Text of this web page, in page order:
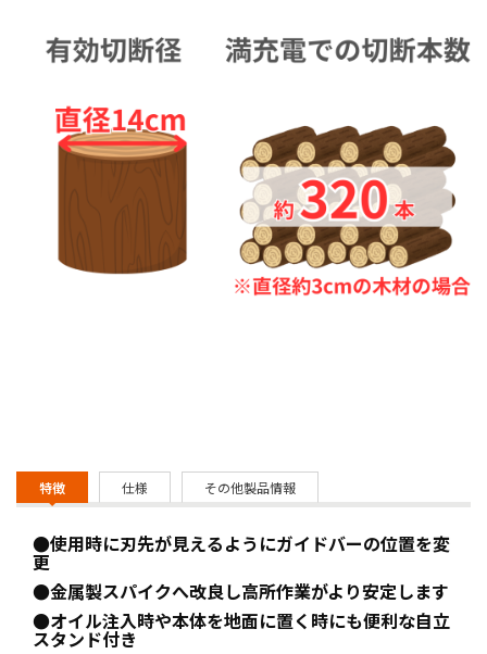
特徴 仕様 その他製品情報
●使用時に刃先が見えるようにガイドバーの位置を変
更
●金属製スパイクへ改良し高所作業がより安定します
●オイル注入時や本体を地面に置く時にも便利な自立
スタンド付き